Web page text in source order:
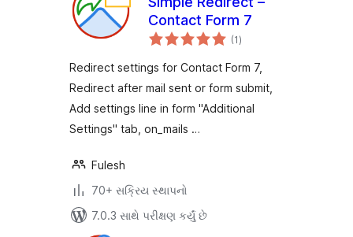
Contact Form 7
(1કુલ
રેટિંગ્સ
)
Redirect settings for Contact Form 7,
Redirect after mail sent or form submit,
Add settings line in form "Additional
Settings" tab, on_mails …
Fulesh
70+ સક્રિય સ્થાપનો
7.0.3 સાથે પરીક્ષણ કર્યું છે